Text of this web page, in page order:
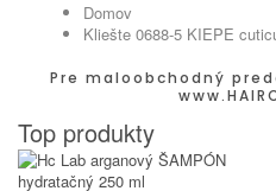
Domov
Kliešte 0688-5 KIEPE
Pre maloobchodný
Top produkty